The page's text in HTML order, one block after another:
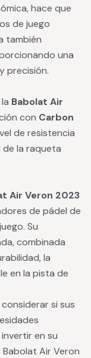
hace que
de juego
también
una
precisión.
Babolat Air
con Carbon
de resistencia
de la raqueta
Air Veron 2023
de pádel de
Su
combinada
la
en la pista de
si sus
en su
Air Veron